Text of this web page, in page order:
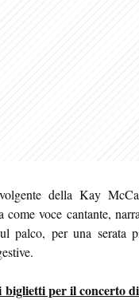
della Kay
come voce cantante,
palco, per una serata
biglietti per il concerto